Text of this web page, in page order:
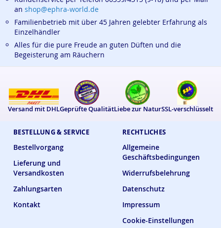
BESTELLUNG & SERVICE
Bestellvorgang
Lieferung und
Versandkosten
Zahlungsarten
Kontakt
RECHTLICHES
Allgemeine
Geschäftsbedingungen
Widerrufsbelehrung
Datenschutz
Impressum
Cookie-Einstellungen
an shop@ephra-world.de
Familienbetrieb mit über 45 Jahren gelebter Erfahrung als
Einzelhändler
Alles für die pure Freude an guten Düften und die
Begeisterung am Räuchern
Versand mit DHLGeprüfte QualitätLiebe zur NaturSSL-verschlüsselt